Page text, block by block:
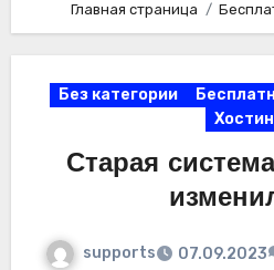
Главная страница
Без категории
Старая
supports 07.09.2023